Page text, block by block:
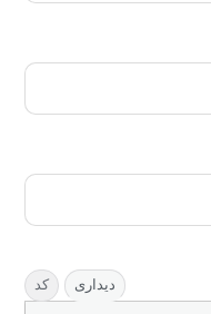
دیداری کد